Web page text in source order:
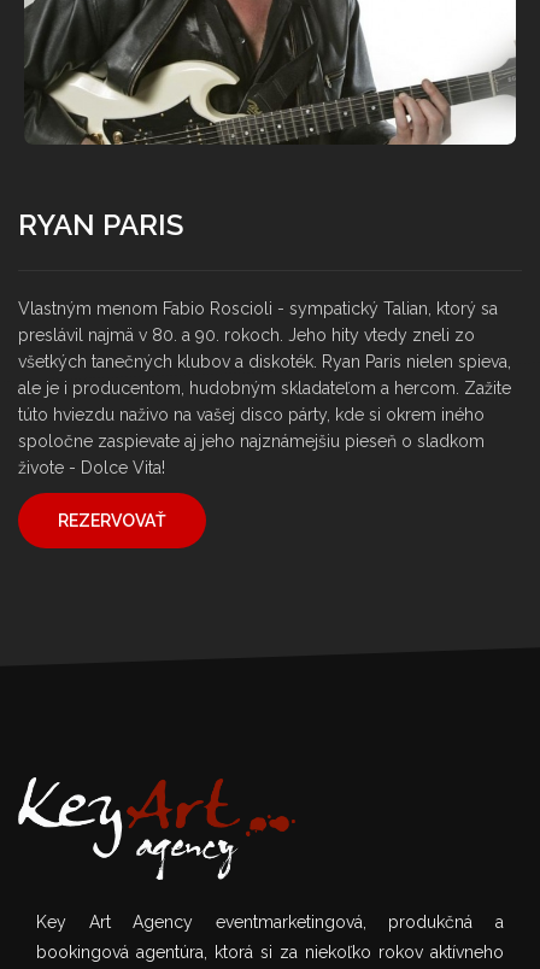
RYAN PARIS
Vlastným menom Fabio Roscioli - sympatický Talian, ktorý sa
preslávil najmä v 80. a 90. rokoch. Jeho hity vtedy zneli zo
všetkých tanečných klubov a diskoték. Ryan Paris nielen spieva,
ale je i producentom, hudobným skladateľom a hercom. Zažite
túto hviezdu naživo na vašej disco párty, kde si okrem iného
spoločne zaspievate aj jeho najznámejšiu pieseň o sladkom
živote - Dolce Vita!
REZERVOVAŤ
Key Art Agency eventmarketingová, produkčná a
bookingová agentúra, ktorá si za niekoľko rokov aktívneho